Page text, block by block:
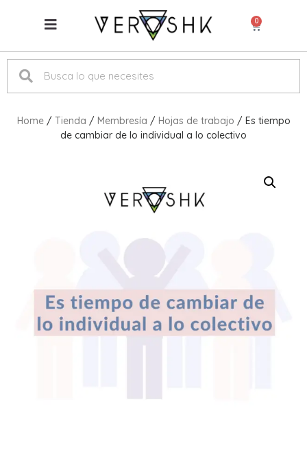
0
Home/ Tienda / Membresía / Hojas de trabajo / Es tiempo
de cambiar de lo individual a lo colectivo